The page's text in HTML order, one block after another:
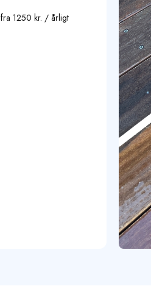
fra 1250 kr. / årligt